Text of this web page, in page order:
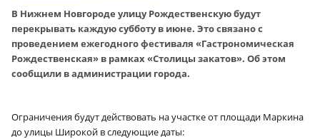
В Нижнем Новгороде улицу Рождественскую будут
перекрывать каждую субботу в июне. Это связано с
проведением ежегодного фестиваля «Гастрономическая
Рождественская» в рамках «Столицы закатов». Об этом
сообщили в администрации города.
Ограничения будут действовать на участке от площади Маркина
до улицы Широкой в следующие даты: